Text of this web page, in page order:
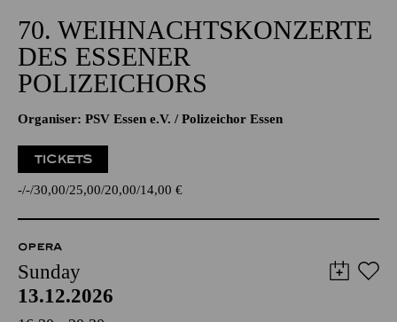
70. WEIHNACHTSKONZERTE
DES ESSENER
POLIZEICHORS
Organiser: PSV Essen e.V. / Polizeichor Essen
TICKETS
- - 30,00 25,00 20,00 14,00 €
OPERA
Sunday
13.12.2026